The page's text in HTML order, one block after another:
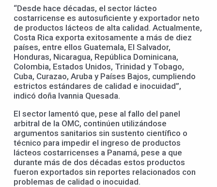
“Desde hace décadas, el sector lácteo
costarricense es autosuficiente y exportador neto
de productos lácteos de alta calidad. Actualmente,
Costa Rica exporta exitosamente a más de diez
países, entre ellos Guatemala, El Salvador,
Honduras, Nicaragua, República Dominicana,
Colombia, Estados Unidos, Trinidad y Tobago,
Cuba, Curazao, Aruba y Países Bajos, cumpliendo
estrictos estándares de calidad e inocuidad”,
indicó doña Ivannia Quesada.
El sector lamentó que, pese al fallo del panel
arbitral de la OMC, continúen utilizándose
argumentos sanitarios sin sustento científico o
técnico para impedir el ingreso de productos
lácteos costarricenses a Panamá, pese a que
durante más de dos décadas estos productos
fueron exportados sin reportes relacionados con
problemas de calidad o inocuidad.